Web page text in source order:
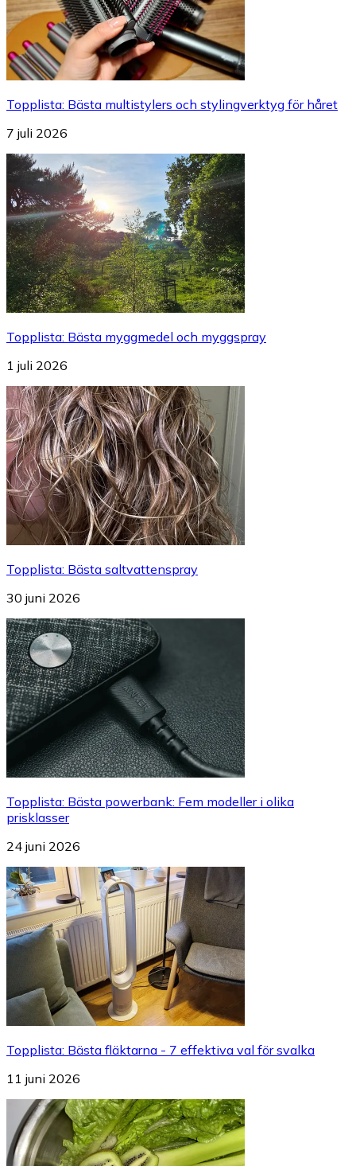
Topplista: Bästa multistylers och stylingverktyg för håret
7 juli 2026
Topplista: Bästa myggmedel och myggspray
1 juli 2026
Topplista: Bästa saltvattenspray
30 juni 2026
Topplista: Bästa powerbank: Fem modeller i olika
prisklasser
24 juni 2026
Topplista: Bästa fläktarna - 7 effektiva val för svalka
11 juni 2026